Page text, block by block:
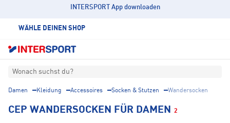
INTERSPORT App downloaden
WÄHLE DEINEN SHOP
Wonach suchst du?
Damen Kleidung Accessoires Socken & Stutzen Wandersocken
CEP WANDERSOCKEN FÜR DAMEN 2